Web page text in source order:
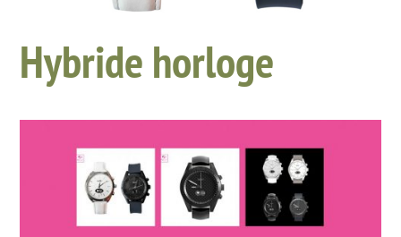
Hybride horloge